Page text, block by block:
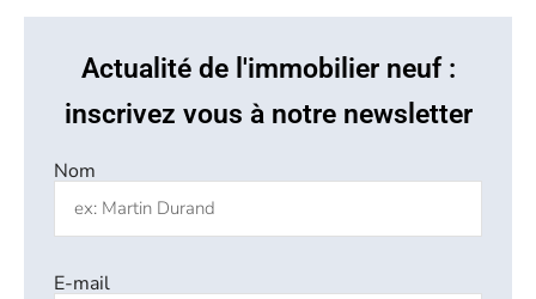
Actualité de l'immobilier neuf :
inscrivez vous à notre newsletter
Nom
E-mail